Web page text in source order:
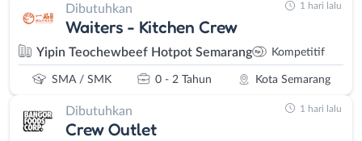
Dibutuhkan
Waiters - Kitchen Crew
Yipin Teochewbeef Hotpot Semarang Kompetitif
SMA / SMK 0 - 2 Tahun Kota Semarang
1 hari lalu
Dibutuhkan
Crew Outlet
1 hari lalu